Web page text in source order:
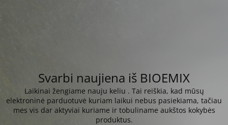
Svarbi naujiena iš BIOEMIX
Laikinai žengiame nauju keliu . Tai reiškia, kad mūsų
elektroninė parduotuvė kuriam laikui nebus pasiekiama, tačiau
mes vis dar aktyviai kuriame ir tobuliname aukštos kokybės
produktus.